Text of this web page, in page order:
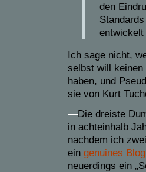
den
entwickelt
Ich sage nicht,
selbst will
haben, und
sie von Kurt
—Die dreiste D
in achteinhalb
nachdem ich zwei
ein genuines
neuerdings ein